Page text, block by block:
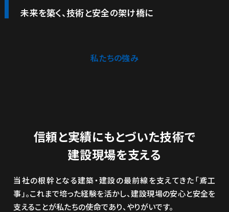
未来を築く、技術と安全の架け橋に
私たちの強み
信頼と実績にもとづいた技術で
建設現場を支える
当社の根幹となる建築・建設の最前線を支えてきた「鳶工
事」。これまで培った経験を活かし、建設現場の安心と安全を
支えることが私たちの使命であり、やりがいです。